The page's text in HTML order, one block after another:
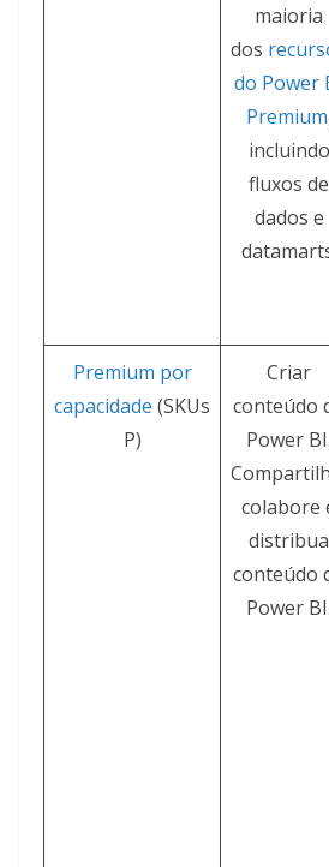
maioria
dos
do Power
Premium
incluindo
fluxos de
dados e
Premium por
capacidade (SKUs
P)
Criar
conteúdo
Power BI.
colabore
distribua
conteúdo
Power BI.